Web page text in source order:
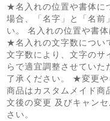
★名入れの位置や書体に
場合、「名字」と「名前
い。
名入れの位置や書
★名入れの文字数につい
文字数により、文字のサ
らで適宜調整させてい
了承ください。
★変更や
商品はカスタムメイド商
文後の変更 及びキャン
さい。